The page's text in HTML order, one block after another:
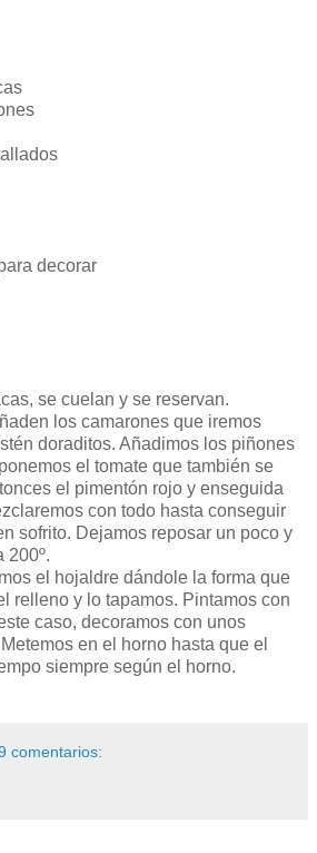
decorar
se cuelan y se reservan.
los camarones que iremos
doraditos. Añadimos los piñones
el tomate que también se
el pimentón rojo y enseguida
con todo hasta conseguir
sofrito. Dejamos reposar un poco y
200º.
el hojaldre dándole la forma que
relleno y lo tapamos. Pintamos con
caso, decoramos con unos
en el horno hasta que el
siempre según el horno.
comentarios: